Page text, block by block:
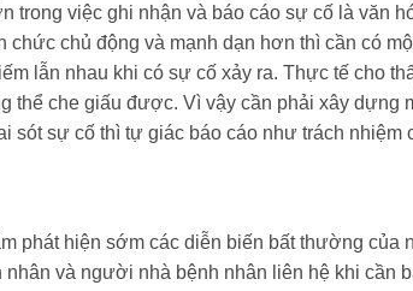
trong việc ghi nhận và báo cáo sự cố là văn
chủ động và mạnh dạn hơn thì cần có
lẫn nhau khi có sự cố xảy ra. Thực tế cho
thể che giấu được. Vì vậy cần phải xây dựng
sót sự cố thì tự giác báo cáo như trách nhiệm
phát hiện sớm các diễn biến bất thường
và người nhà bệnh nhân liên hệ khi cần